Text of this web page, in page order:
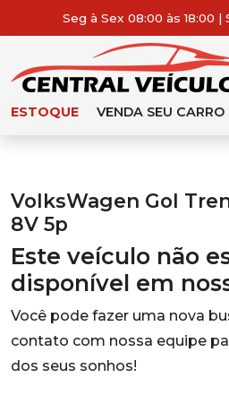
Seg à Sex 08:00 às 18:00 |
ESTOQUE VENDA SEU CARRO
VolksWagen Gol
8V 5p
Este veículo não
disponível em
Você pode fazer uma nova
contato com nossa equipe
dos seus sonhos!